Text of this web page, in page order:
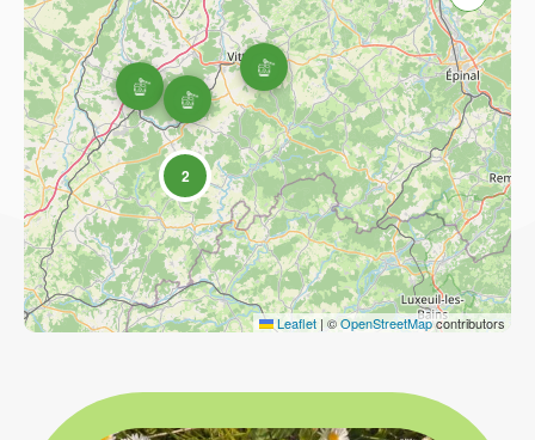
2
Leaflet | ©OpenStreetMapcontributors